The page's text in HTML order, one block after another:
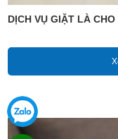
DỊCH VỤ GIẶT LÀ